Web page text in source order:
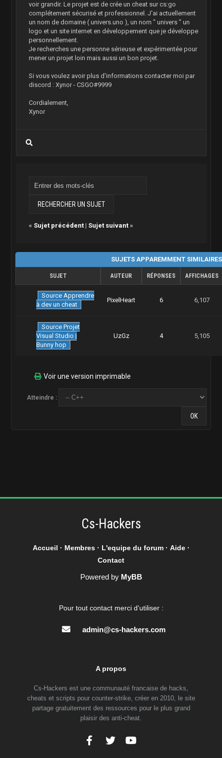
voir grandir. Le projet est de crée un cheat sur cs:go
complétement sécurisé et professionnel. J'ai actuellement
un nom de domaine ( univers.uno ), un nom " univers " un
logo et un site internet en développement que je développe
personnellement.
Je recherches une personne sérieuse et expérimentée pour
mener un projet loin mais aussi un bon projet.
Si vous voulez avoir plus d'informations contacter moi par
discord : Xynor - CSGO#9999
Cordialement,
Xynor
« Sujet précédent| Sujet suivant»
SUJETS APPAREMMENT
SUJET AUTEUR RÉPONSES AFFICHAGES
SourceApprendre
à dev un cheat
PixelHeart 6 6,107
SourceProjet
Visual Studio |
Bunny hop
UzGz 4 5,105
Voir une version imprimable
Atteindre :
Cs-Hackers
Accueil · Membres· L'equipe du forum· Aide·
Contact
Powered by MyBB
Pour tout contact merci d'utiliser :
admin@cs-hackers.com
A propos
Cs-Hackers est une communauté francaise de hacks,
cheats et scripts pour counter-strike, créer en 2010, le site
partage gratuitement des ressources pour le plus grand
plaisir des anti-cheat.